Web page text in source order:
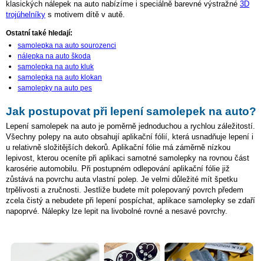
klasických nálepek na auto nabízíme i speciálně barevné výstražné 3D
trojúhelníky s motivem dítě v autě.
Ostatní také hledají:
samolepka na auto sourozenci
nálepka na auto škoda
samolepka na auto kluk
samolepka na auto klokan
samolepky na auto pes
Jak postupovat při lepení samolepek na auto?
Lepení samolepek na auto je poměrně jednoduchou a rychlou záležitostí.
Všechny polepy na auto obsahují aplikační fólií, která usnadňuje lepení i
u relativně složitějších dekorů. Aplikační fólie má záměrně nízkou
lepivost, kterou oceníte při aplikaci samotné samolepky na rovnou část
karosérie automobilu. Při postupném odlepování aplikační fólie již
zůstává na povrchu auta vlastní polep. Je velmi důležité mít špetku
trpělivosti a zručnosti. Jestliže budete mít polepovaný povrch předem
zcela čistý a nebudete při lepení pospíchat, aplikace samolepky se zdaří
napoprvé. Nálepky lze lepit na livobolné rovné a nesavé povrchy.